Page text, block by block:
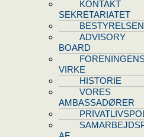
KONTAKT
SEKRETARIATET
BESTYRELSEN
ADVISORY
BOARD
VIRKE
HISTORIE
VORES
AMBASSADØRER